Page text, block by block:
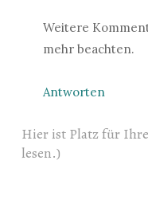
Weitere
mehr beachten.
Antworten
Hier ist Platz für
lesen.)